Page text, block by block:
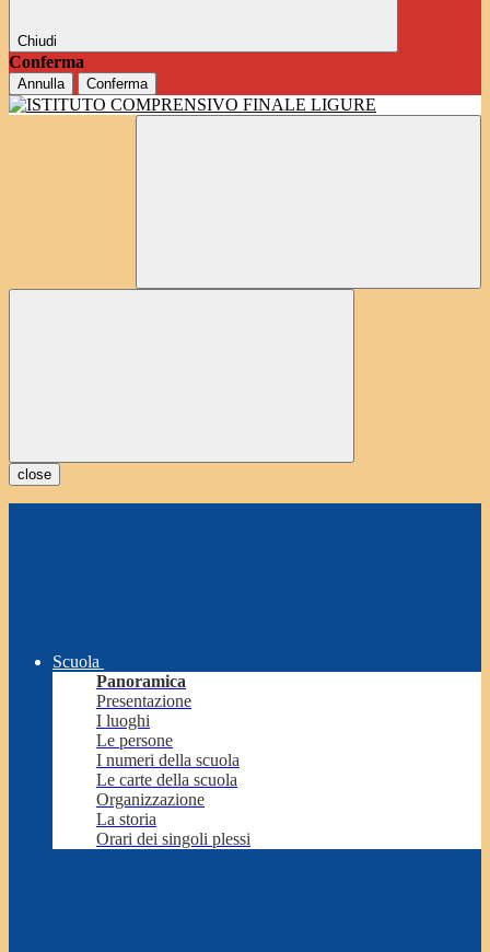
Chiudi
Conferma
Annulla Conferma
close
Scuola
Panoramica
Presentazione
I luoghi
Le persone
I numeri della scuola
Le carte della scuola
Organizzazione
La storia
Orari dei singoli plessi